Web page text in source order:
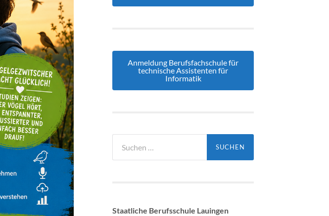
Anmeldung Berufsfachschule für
technische Assistenten für
Informatik
nach:
Staatliche Berufsschule Lauingen